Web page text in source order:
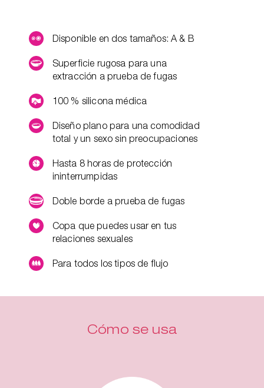
Disponible en dos tamaños: A & B
Superficie rugosa para una
extracción a prueba de fugas
100 % silicona médica
Diseño plano para una comodidad
total y un sexo sin preocupaciones
Hasta 8 horas de protección
ininterrumpidas
Doble borde a prueba de fugas
Copa que puedes usar en tus
relaciones sexuales
Para todos los tipos de flujo
Cómo se usa